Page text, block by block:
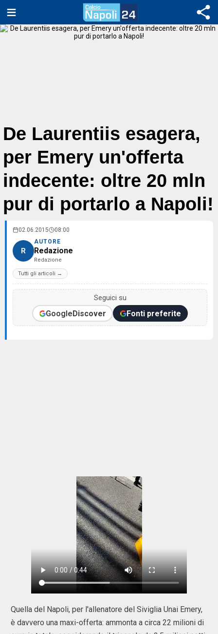
De Laurentiis esagera,
per Emery un'offerta
indecente: oltre 20 mln
pur di portarlo a Napoli!
02.06.2015 08:00
R
AUTORE
Redazione
Redazione
Tutti gli articoli →
Seguici su
GoogleDiscover Fonti preferite
Quella del Napoli, per l'allenatore del Siviglia Unai Emery,
è davvero una maxi-offerta: ammonta a circa 22 milioni di